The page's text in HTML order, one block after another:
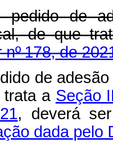
de
de que
178, de
de
trata a Seção
, deverá
dada pelo